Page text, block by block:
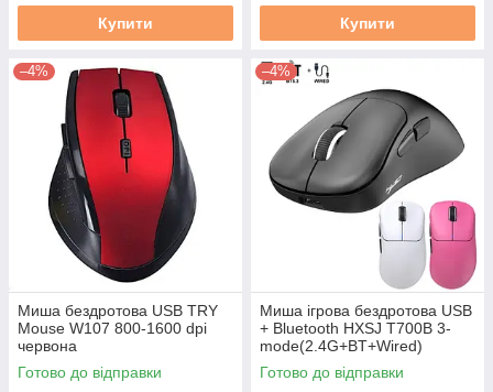
Купити Купити
–4%
Миша бездротова USB TRY
Mouse W107 800-1600 dpi
червона
Готово до відправки
–4%
Миша ігрова бездротова USB
+ Bluetooth HXSJ T700B 3-
mode(2.4G+BT+Wired)
10000dpi 500mAh 57g чорна
Готово до відправки